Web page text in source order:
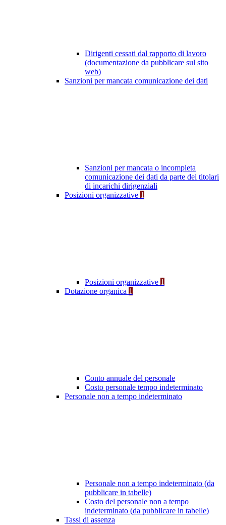
Dirigenti cessati dal rapporto di lavoro
(documentazione da pubblicare sul sito
web)
Sanzioni per mancata comunicazione dei dati
Sanzioni per mancata o incompleta
comunicazione dei dati da parte dei titolari
di incarichi dirigenziali
Posizioni organizzative 1
Posizioni organizzative 1
Dotazione organica 1
Conto annuale del personale
Costo personale tempo indeterminato
Personale non a tempo indeterminato
Personale non a tempo indeterminato (da
pubblicare in tabelle)
Costo del personale non a tempo
indeterminato (da pubblicare in tabelle)
Tassi di assenza